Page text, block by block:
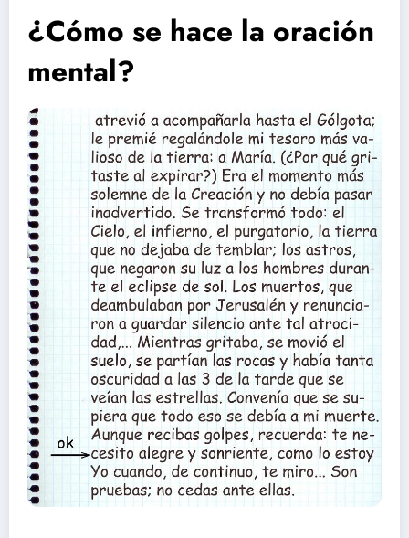
¿Cómo se hace la oración
mental?